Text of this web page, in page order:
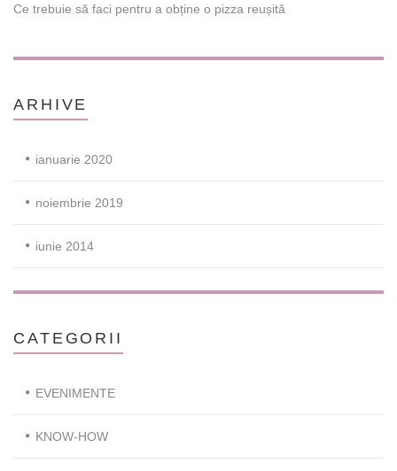
Ce trebuie să faci pentru a obține o pizza reușită
ARHIVE
ianuarie 2020
noiembrie 2019
iunie 2014
CATEGORII
EVENIMENTE
KNOW-HOW